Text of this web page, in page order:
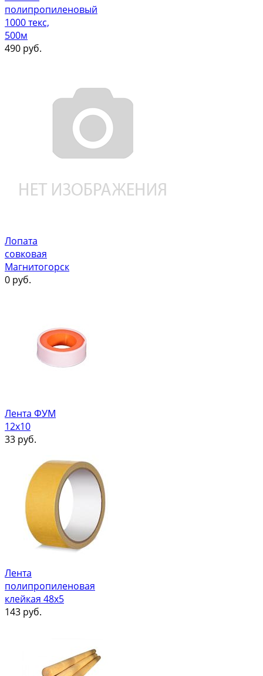
полипропиленовый
1000 текс,
500м
490 руб.
Лопата
совковая
Магнитогорск
0 руб.
Лента ФУМ
12х10
33 руб.
Лента
полипропиленовая
клейкая 48х5
143 руб.